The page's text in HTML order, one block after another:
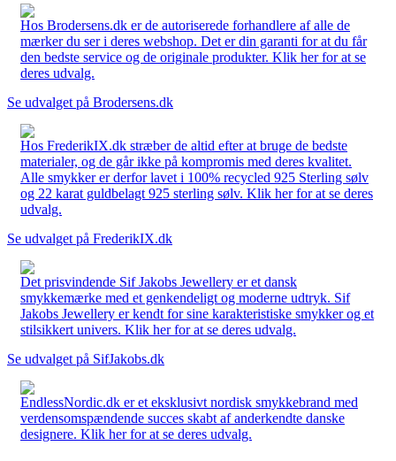
Hos Brodersens.dk er de autoriserede forhandlere af alle de
mærker du ser i deres webshop. Det er din garanti for at du får
den bedste service og de originale produkter. Klik her for at se
deres udvalg.
Se udvalget på Brodersens.dk
Hos FrederikIX.dk stræber de altid efter at bruge de bedste
materialer, og de går ikke på kompromis med deres kvalitet.
Alle smykker er derfor lavet i 100% recycled 925 Sterling sølv
og 22 karat guldbelagt 925 sterling sølv. Klik her for at se deres
udvalg.
Se udvalget på FrederikIX.dk
Det prisvindende Sif Jakobs Jewellery er et dansk
smykkemærke med et genkendeligt og moderne udtryk. Sif
Jakobs Jewellery er kendt for sine karakteristiske smykker og et
stilsikkert univers. Klik her for at se deres udvalg.
Se udvalget på SifJakobs.dk
EndlessNordic.dk er et eksklusivt nordisk smykkebrand med
verdensomspændende succes skabt af anderkendte danske
designere. Klik her for at se deres udvalg.